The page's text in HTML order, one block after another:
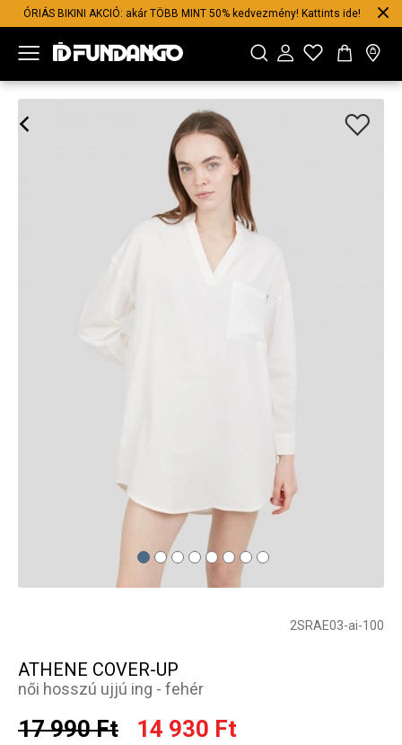
ÓRIÁS BIKINI AKCIÓ: akár TÖBB MINT 50% kedvezmény! Kattints ide!
2SRAE03-ai-100
ATHENE COVER-UP
női hosszú ujjú ing - fehér
17 990 Ft 14 930 Ft